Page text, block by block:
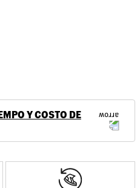
Y COSTO DE